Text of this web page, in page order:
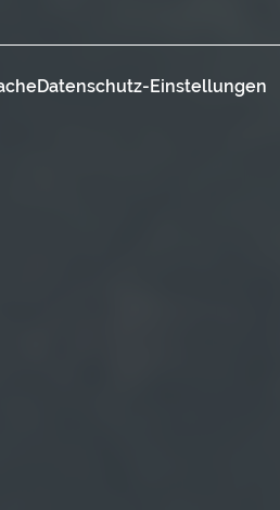
Datenschutz-Einstellungen